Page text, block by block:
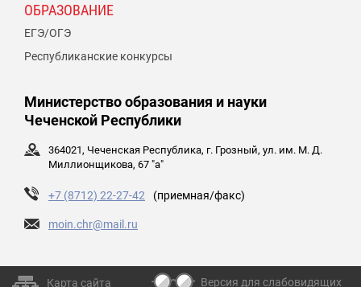
ОБРАЗОВАНИЕ
ЕГЭ/ОГЭ
Республиканские конкурсы
Министерство образования и науки
Чеченской Республики
364021, Чеченская Республика, г. Грозный, ул. им. М. Д.
Миллионщикова, 67 "а"
+7 (8712) 22-27-42 (приемная/факс)
moin.chr@mail.ru
Карта сайта Версия для слабовидящих